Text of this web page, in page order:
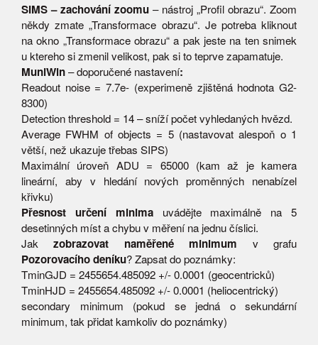
SIMS – zachování zoomu – nástroj „Profil obrazu“. Zoom
někdy zmate „Transformace obrazu“. Je potreba kliknout
na okno „Transformace obrazu“ a pak jeste na ten snimek
u ktereho si zmenil velikost, pak si to teprve zapamatuje.
MuniWin– doporučené nastavení:
Readout noise = 7.7e- (experimeně zjištěná hodnota G2-
8300)
Detection threshold = 14 – sníží počet vyhledaných hvězd.
Average FWHM of objects = 5 (nastavovat alespoň o 1
větší, než ukazuje třebas SIPS)
Maximální úroveň ADU = 65000 (kam až je kamera
lineární, aby v hledání nových proměnných nenabízel
křivku)
Přesnost určení minimauvádějte maximálně na 5
desetinných míst a chybu v měření na jednu číslici.
Jakzobrazovat naměřené minimum v grafu
Pozorovacího deníku? Zapsat do poznámky:
TminGJD = 2455654.485092 +/- 0.0001 (geocentricků)
TminHJD = 2455654.485092 +/- 0.0001 (heliocentrický)
secondary minimum (pokud se jedná o sekundární
minimum, tak přidat kamkoliv do poznámky)